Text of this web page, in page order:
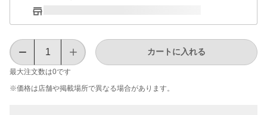
最大注文数は0です
カートに入れる
※価格は​店舗や​掲載場所で​異なる​場合が​あります。